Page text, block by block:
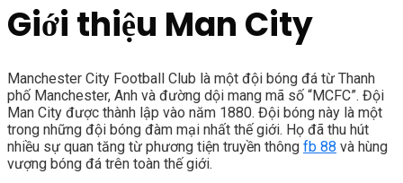
Giới thiệu Man City
Manchester City Football Club là một đội bóng đá từ Thanh
phố Manchester, Anh và đường dội mang mã số “MCFC”. Đội
Man City được thành lập vào năm 1880. Đội bóng này là một
trong những đội bóng đàm mại nhất thế giới. Họ đã thu hút
nhiều sự quan tăng từ phương tiện truyền thông fb 88 và hùng
vượng bóng đá trên toàn thế giới.